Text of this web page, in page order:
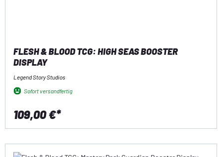
FLESH & BLOOD TCG: HIGH SEAS BOOSTER
DISPLAY
Legend Story Studios
Sofort versandfertig
109,00 €*